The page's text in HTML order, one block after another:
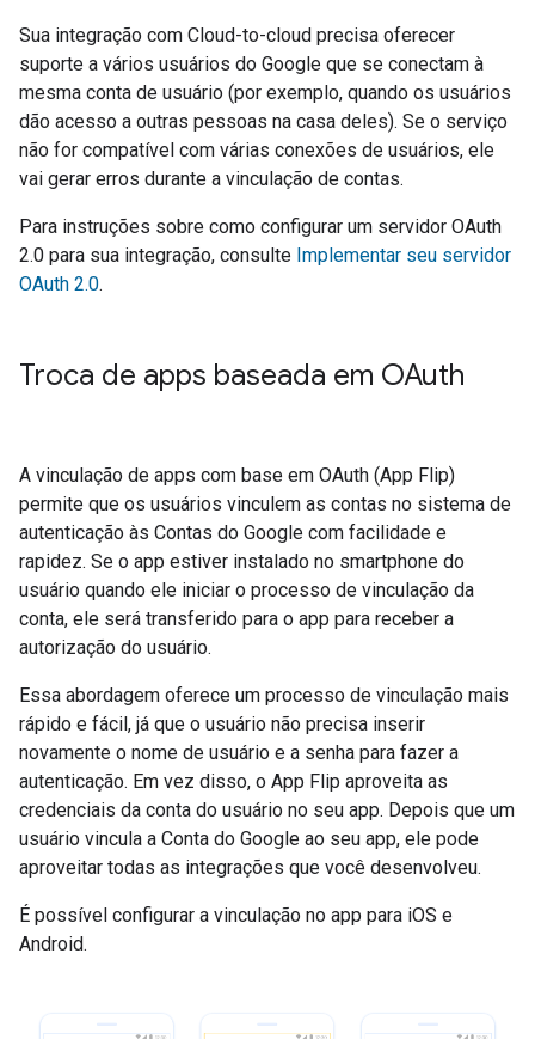
Sua integração com Cloud-to-cloud precisa oferecer
suporte a vários usuários do Google que se conectam à
mesma conta de usuário (por exemplo, quando os usuários
dão acesso a outras pessoas na casa deles). Se o serviço
não for compatível com várias conexões de usuários, ele
vai gerar erros durante a vinculação de contas.
Para instruções sobre como configurar um servidor OAuth
2.0 para sua integração, consulte Implementar seu servidor
OAuth 2.0.
Troca de apps baseada em OAuth
A vinculação de apps com base em OAuth (App Flip)
permite que os usuários vinculem as contas no sistema de
autenticação às Contas do Google com facilidade e
rapidez. Se o app estiver instalado no smartphone do
usuário quando ele iniciar o processo de vinculação da
conta, ele será transferido para o app para receber a
autorização do usuário.
Essa abordagem oferece um processo de vinculação mais
rápido e fácil, já que o usuário não precisa inserir
novamente o nome de usuário e a senha para fazer a
autenticação. Em vez disso, o App Flip aproveita as
credenciais da conta do usuário no seu app. Depois que um
usuário vincula a Conta do Google ao seu app, ele pode
aproveitar todas as integrações que você desenvolveu.
É possível configurar a vinculação no app para iOS e
Android.